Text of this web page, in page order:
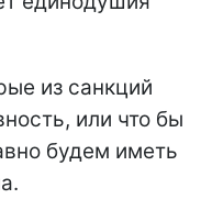
из санкций
или что бы
будем иметь